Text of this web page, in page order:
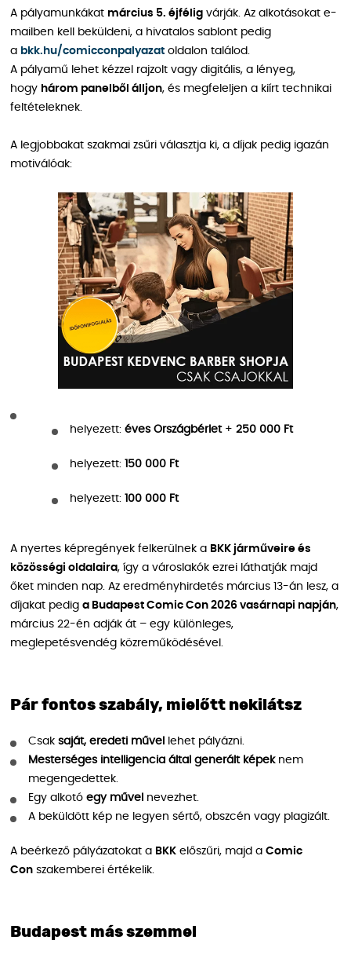
A pályamunkákat március 5. éjfélig várják. Az alkotásokat e-
mailben kell beküldeni, a hivatalos sablont pedig
a bkk.hu/comicconpalyazat oldalon találod.
A pályamű lehet kézzel rajzolt vagy digitális, a lényeg,
hogy három panelből álljon, és megfeleljen a kiírt technikai
feltételeknek.
A legjobbakat szakmai zsűri választja ki, a díjak pedig igazán
motiválóak:
helyezett: éves Országbérlet+ 250 000 Ft
helyezett: 150 000 Ft
helyezett: 100 000 Ft
A nyertes képregények felkerülnek a BKK járműveire és
közösségi oldalaira, így a városlakók ezrei láthatják majd
őket minden nap. Az eredményhirdetés március 13-án lesz, a
díjakat pedig a Budapest Comic Con 2026 vasárnapi napján,
március 22-én adják át – egy különleges,
meglepetésvendég közreműködésével.
Pár fontos szabály, mielőtt nekilátsz
Csak saját, eredeti művel
lehet pályázni.
Mesterséges intelligencia által generált képeknem
megengedettek.
Egy alkotó egy művel nevezhet.
A beküldött kép ne legyen sértő, obszcén vagy plagizált.
A beérkező pályázatokat a BKK előszűri, majd a Comic
Con szakemberei értékelik.
Budapest más szemmel